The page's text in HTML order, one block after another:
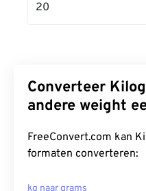
20
Converteer
andere weight
FreeConvert.com kan
formaten converteren:
kg naar grams